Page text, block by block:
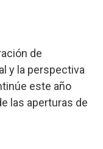
de
y la perspectiva
este año
las aperturas de